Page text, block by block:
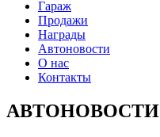
Гараж
Продажи
Награды
Автоновости
О нас
Контакты
АВТОНОВОСТИ